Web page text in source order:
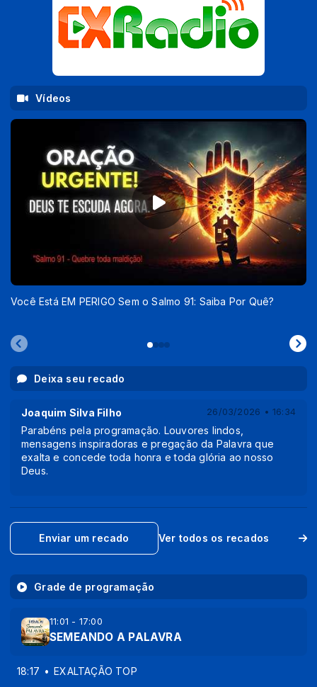
Vídeos
Você Está EM PERIGO Sem o Salmo 91: Saiba Por Quê?
Deixa seu recado
Joaquim Silva Filho 26/03/2026 • 16:34
Parabéns pela programação. Louvores lindos,
mensagens inspiradoras e pregação da Palavra que
exalta e concede toda honra e toda glória ao nosso
Deus.
Enviar um recado Ver todos os recados
Grade de programação
11:01 - 17:00
SEMEANDO A PALAVRA
18:17
EXALTAÇÃO TOP